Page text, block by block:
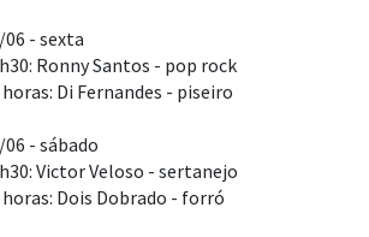
06 - sexta
Ronny Santos - pop rock
horas: Di Fernandes - piseiro
- sábado
Victor Veloso - sertanejo
horas: Dois Dobrado - forró